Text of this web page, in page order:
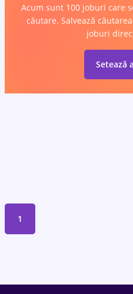
Acum sunt 100 joburi care
căutare. Salvează
joburi
Setează
1